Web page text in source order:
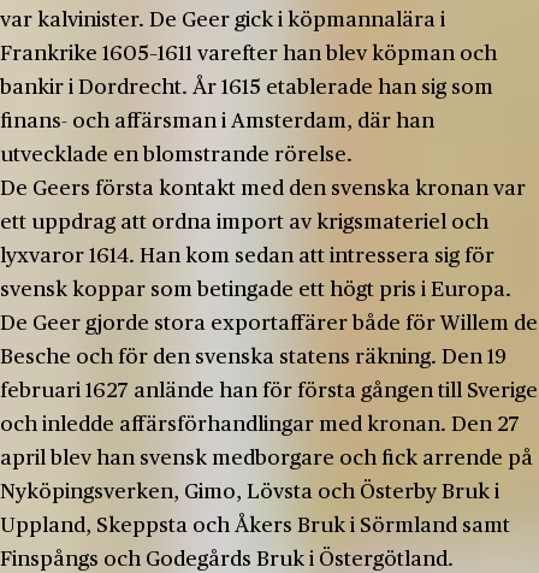
var kalvinister. De Geer gick i köpmannalära i
Frankrike 1605–1611 varefter han blev köpman och
bankir i Dordrecht. År 1615 etablerade han sig som
finans- och affärsman i Amsterdam, där han
utvecklade en blomstrande rörelse.
De Geers första kontakt med den svenska kronan var
ett uppdrag att ordna import av krigsmateriel och
lyxvaror 1614. Han kom sedan att intressera sig för
svensk koppar som betingade ett högt pris i Europa.
De Geer gjorde stora exportaffärer både för Willem de
Besche och för den svenska statens räkning. Den 19
februari 1627 anlände han för första gången till Sverige
och inledde affärsförhandlingar med kronan. Den 27
april blev han svensk medborgare och fick arrende på
Nyköpingsverken, Gimo, Lövsta och Österby Bruk i
Uppland, Skeppsta och Åkers Bruk i Sörmland samt
Finspångs och Godegårds Bruk i Östergötland.